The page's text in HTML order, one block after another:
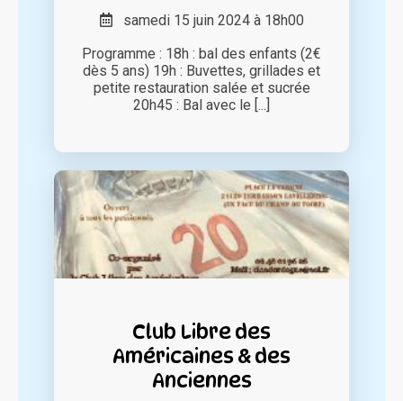
samedi 15 juin 2024 à 18h00
Programme : 18h : bal des enfants (2€
dès 5 ans) 19h : Buvettes, grillades et
petite restauration salée et sucrée
20h45 : Bal avec le [...]
Club Libre des
Américaines & des
Anciennes